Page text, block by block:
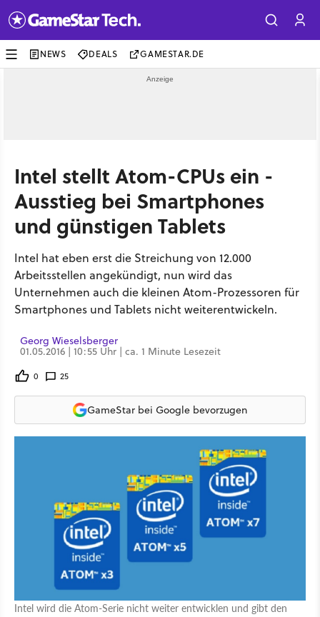
NEWS DEALS GAMESTAR.DE
Intel stellt Atom-CPUs ein -
Ausstieg bei Smartphones
und günstigen Tablets
Intel hat eben erst die Streichung von 12.000
Arbeitsstellen angekündigt, nun wird das
Unternehmen auch die kleinen Atom-Prozessoren für
Smartphones und Tablets nicht weiterentwickeln.
Georg Wieselsberger
01.05.2016 | 10:55 Uhr | ca. 1 Minute Lesezeit
0 25
GameStar bei Google bevorzugen
Intel wird die Atom-Serie nicht weiter entwicklen und gibt den